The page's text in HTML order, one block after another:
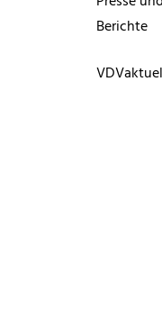
Berichte